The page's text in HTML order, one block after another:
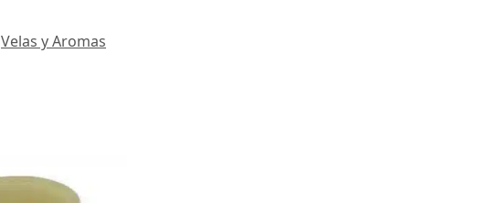
Velas y Aromas